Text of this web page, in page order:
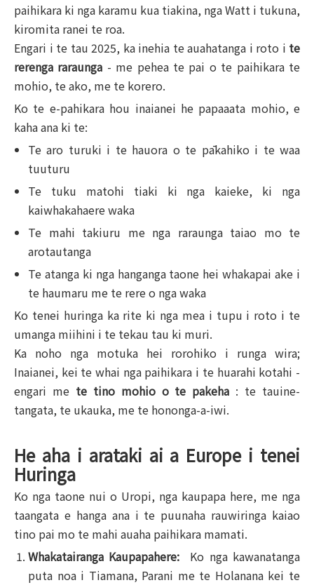
paihikara ki nga karamu kua tiakina, nga Watt i tukuna,
kiromita ranei te roa.
Engari i te tau 2025, ka inehia te auahatanga i roto i te
rerenga raraunga - me pehea te pai o te paihikara te
mohio, te ako, me te korero.
Ko te e-pahikara hou inaianei he papaaata mohio, e
kaha ana ki te:
Te aro turuki i te hauora o te pākahiko i te waa
tuuturu
Te tuku matohi tiaki ki nga kaieke, ki nga
kaiwhakahaere waka
Te mahi takiuru me nga raraunga taiao mo te
arotautanga
Te atanga ki nga hanganga taone hei whakapai ake i
te haumaru me te rere o nga waka
Ko tenei huringa ka rite ki nga mea i tupu i roto i te
umanga miihini i te tekau tau ki muri.
Ka noho nga motuka hei rorohiko i runga wira;
Inaianei, kei te whai nga paihikara i te huarahi kotahi -
engari me te tino mohio o te pakeha : te tauine-
tangata, te ukauka, me te hononga-a-iwi.
He aha i arataki ai a Europe i tenei
Huringa
Ko nga taone nui o Uropi, nga kaupapa here, me nga
taangata e hanga ana i te puunaha rauwiringa kaiao
tino pai mo te mahi auaha paihikara mamati.
Whakatairanga Kaupapahere: Ko nga kawanatanga
puta noa i Tiamana, Parani me te Holanana kei te